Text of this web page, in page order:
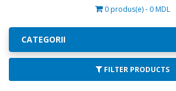
0 produs(e) - 0 MDL
CATEGORII
FILTER PRODUCTS